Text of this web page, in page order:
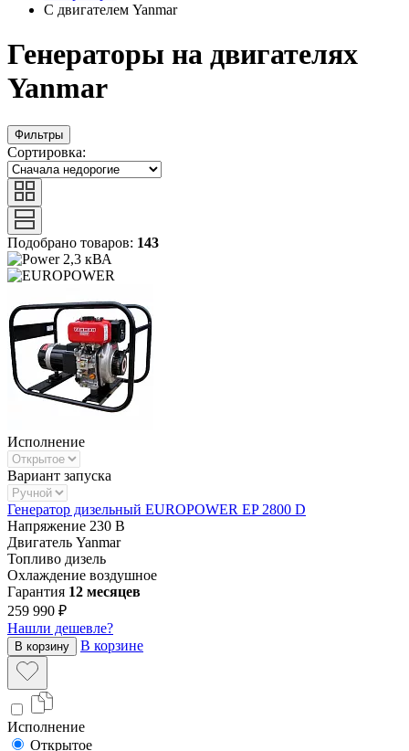
С двигателем Yanmar
Генераторы на двигателях
Yanmar
Фильтры
Сортировка:
Подобрано товаров: 143
2,3 кВА
Исполнение
Вариант запуска
Генератор дизельный EUROPOWER EP 2800 D
Напряжение 230 В
Двигатель Yanmar
Топливо дизель
Охлаждение воздушное
Гарантия 12 месяцев
259 990 ₽
Нашли дешевле?
В корзину В корзине
Исполнение
Открытое